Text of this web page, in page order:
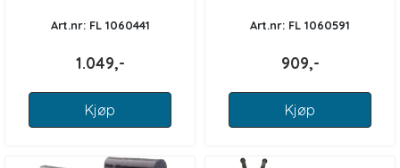
Art.nr: FL 1060441
1.049,-
Kjøp
Art.nr: FL 1060591
909,-
Kjøp